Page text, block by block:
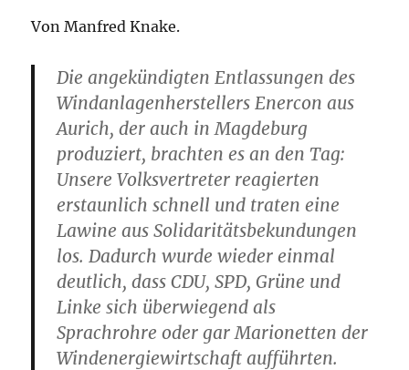
Von Manfred Knake.
Die angekündigten Entlassungen des
Windanlagenherstellers Enercon aus
Aurich, der auch in Magdeburg
produziert, brachten es an den Tag:
Unsere Volksvertreter reagierten
erstaunlich schnell und traten eine
Lawine aus Solidaritätsbekundungen
los. Dadurch wurde wieder einmal
deutlich, dass CDU, SPD, Grüne und
Linke sich überwiegend als
Sprachrohre oder gar Marionetten der
Windenergiewirtschaft aufführten.